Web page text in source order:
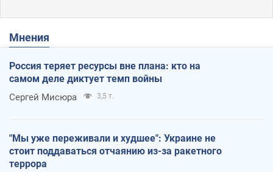
Мнения
Россия теряет ресурсы вне плана: кто на
самом деле диктует темп войны
Сергей Мисюра 3,5 т.
"Мы уже переживали и худшее": Украине не
стоит поддаваться отчаянию из-за ракетного
террора